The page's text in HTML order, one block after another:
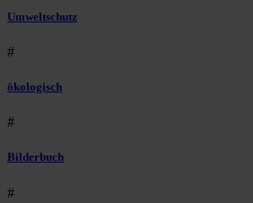
Umweltschutz
#
ökologisch
#
Bilderbuch
#